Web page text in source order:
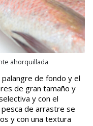
ahorquillada
palangre de fondo y el
de gran tamaño y
y con el
de arrastre se
y con una textura